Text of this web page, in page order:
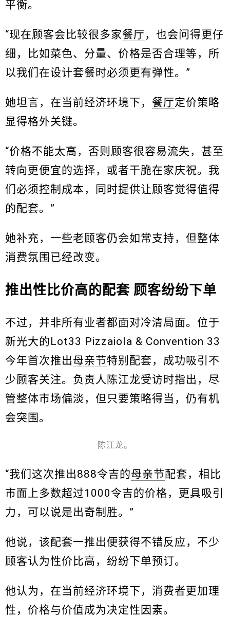
平衡。
“现在顾客会比较很多家餐厅 ，也会问得更仔
细，比如菜色、分量、价格是否合理等，所
以我们在设计套餐时必须更有弹性。”
她坦言，在当前经济环境下， 餐厅定价策略
显得格外关键。
“价格不能太高，否则顾客很容易流失，甚至
转向更便宜的选择，或者干脆在家庆祝。我
们必须控制成本，同时提供让顾客觉得值得
的配套。”
她补充，一些老顾客仍会如常支持，但整体
消费氛围已经改变。
推出性比价高的配套 顾客纷纷下单
不过，并非所有业者都面对冷清局面。位于
新光大的Lot33 Pizzaiola & Convention 33
今年首次推出母亲节特别配套，成功吸引不
少顾客关注。负责人陈江龙受访时指出，尽
管整体市场偏淡，但只要策略得当，仍有机
会突围。
陈江龙。
“我们这次推出888令吉的母亲节配套，相比
市面上多数超过1000令吉的价格，更具吸引
力，可以说是出奇制胜。”
他说，该配套一推出便获得不错反应，不少
顾客认为性价比高，纷纷下单预订。
他认为，在当前经济环境下，消费者更加理
性，价格与价值成为决定性因素。